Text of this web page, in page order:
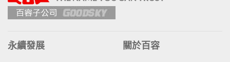
永續發展 關於百容